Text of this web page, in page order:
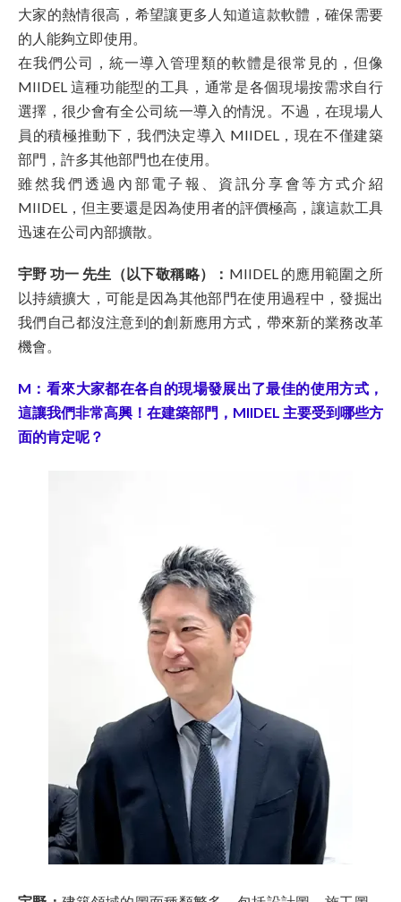
大家的熱情很高，希望讓更多人知道這款軟體，確保需要
的人能夠立即使用。
在我們公司，統一導入管理類的軟體是很常見的，但像
MIIDEL 這種功能型的工具，通常是各個現場按需求自行
選擇，很少會有全公司統一導入的情況。不過，在現場人
員的積極推動下，我們決定導入 MIIDEL，現在不僅建築
部門，許多其他部門也在使用。
雖然我們透過內部電子報、資訊分享會等方式介紹
MIIDEL，但主要還是因為使用者的評價極高，讓這款工具
迅速在公司內部擴散。
宇野 功一 先生（以下敬稱略）： MIIDEL 的應用範圍之所
以持續擴大，可能是因為其他部門在使用過程中，發掘出
我們自己都沒注意到的創新應用方式，帶來新的業務改革
機會。
M：看來大家都在各自的現場發展出了最佳的使用方式，
這讓我們非常高興！在建築部門，MIIDEL 主要受到哪些方
面的肯定呢？